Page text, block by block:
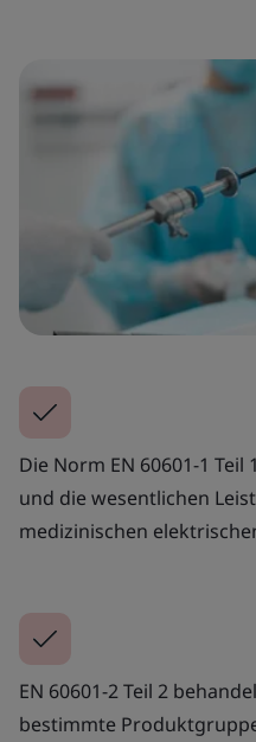
Die Norm EN 60601-1
und die wesentlichen
medizinischen
EN 60601-2 Teil 2
bestimmte